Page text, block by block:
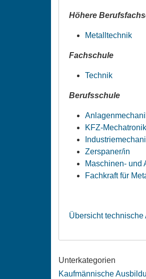
Höhere
Metalltechnik
Fachschule
Technik
Berufsschule
KFZ-
Zerspaner/in
Maschinen- und
Fachkraft für
Übersicht technische
Unterkategorien
Kaufmännische